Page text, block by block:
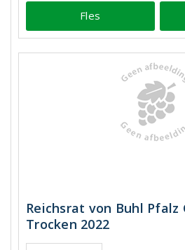
Fles
Reichsrat von Buhl Pfalz
Trocken 2022